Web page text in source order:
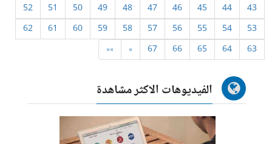
43
44
45
46
47
48
49
50
51
52
53
54
55
56
57
58
59
60
61
62
63
64
65
66
67
»
»»
الفيديوهات الاكثر مشاهدة